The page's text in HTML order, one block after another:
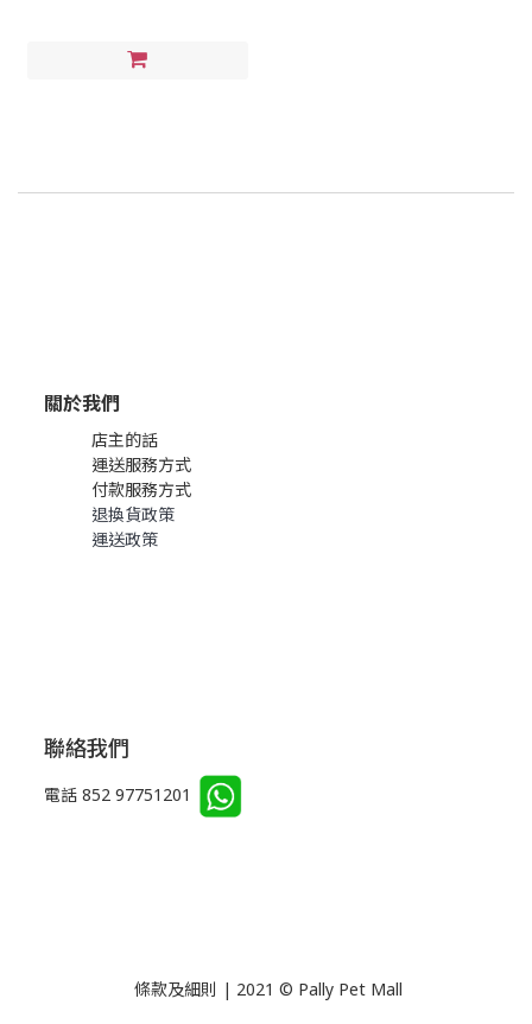
關於我們
店主的話
運送服務方式
付款服務方式
退換貨政策
運送政策
聯絡我們
電話 852 97751201
條款及細則 | 2021 © Pally Pet Mall